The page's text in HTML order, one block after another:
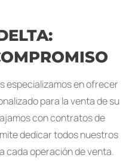
especializamos en ofrecer
para la venta de su
con contratos de
dedicar todos nuestros
cada operación de venta.